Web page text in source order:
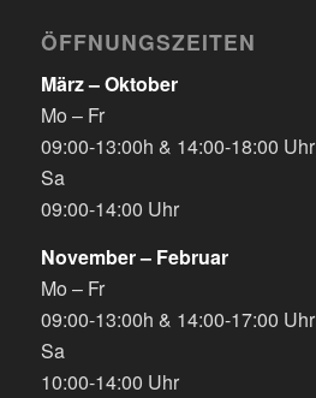
ÖFFNUNGSZEITEN
März – Oktober
Mo – Fr
09:00-13:00h & 14:00-18:00 Uhr
Sa
09:00-14:00 Uhr
November – Februar
Mo – Fr
09:00-13:00h & 14:00-17:00 Uhr
Sa
10:00-14:00 Uhr